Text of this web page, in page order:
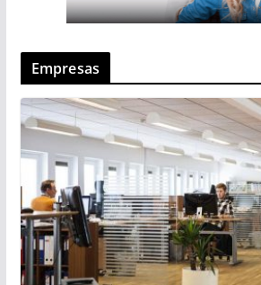
Empresas